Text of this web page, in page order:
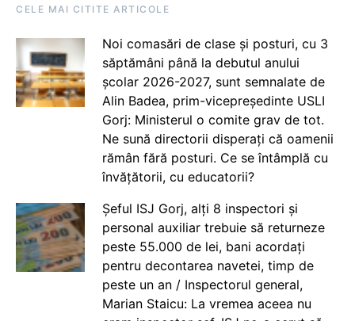
CELE MAI CITITE ARTICOLE
Noi comasări de clase și posturi, cu 3
săptămâni până la debutul anului
școlar 2026-2027, sunt semnalate de
Alin Badea, prim-vicepreședinte USLI
Gorj: Ministerul o comite grav de tot.
Ne sună directorii disperați că oamenii
rămân fără posturi. Ce se întâmplă cu
învățătorii, cu educatorii?
Șeful ISJ Gorj, alți 8 inspectori și
personal auxiliar trebuie să returneze
peste 55.000 de lei, bani acordați
pentru decontarea navetei, timp de
peste un an / Inspectorul general,
Marian Staicu: La vremea aceea nu